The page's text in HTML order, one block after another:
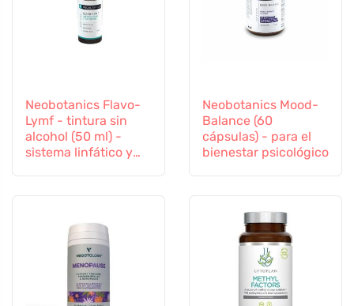
Neobotanics Flavo-
Lymf - tintura sin
alcohol (50 ml) -
sistema linfático y
Neobotanics Mood-
Balance (60
cápsulas) - para el
bienestar psicológico